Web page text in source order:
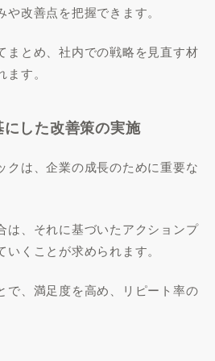
改善点を把握できます。
まとめ、社内での戦略を見直す材
す。
した改善策の実施
クは、企業の成長のために重要な
は、それに基づいたアクションプ
くことが求められます。
で、満足度を高め、リピート率の